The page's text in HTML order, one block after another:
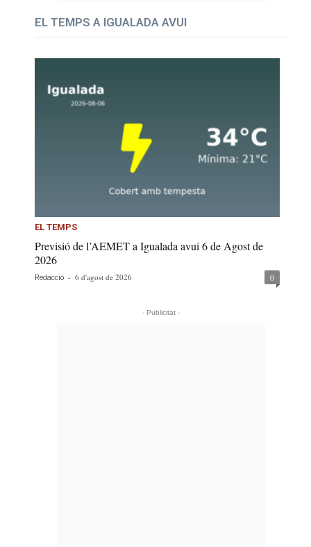
EL TEMPS A IGUALADA AVUI
EL TEMPS
Previsió de l’AEMET a Igualada avui 6 de Agost de
2026
Redacció - 6 d'agost de 2026 0
- Publicitat -